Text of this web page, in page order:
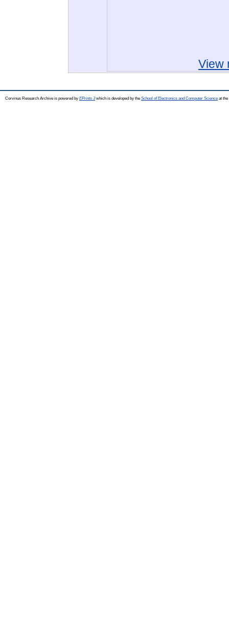
View
Corvinus Research Archive is powered by EPrints 3which is developed by the School of Electronics and Computer Science at